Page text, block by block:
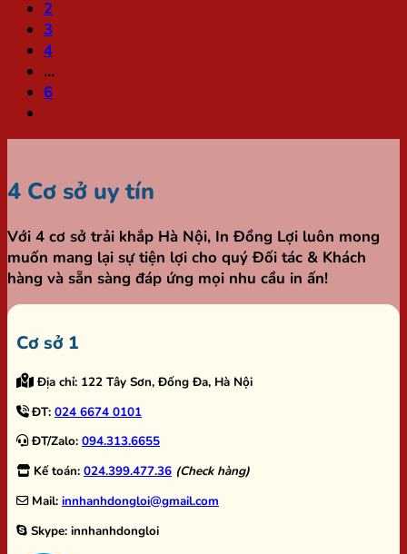
2
3
4
…
6
4 Cơ sở uy tín
Với 4 cơ sở trải khắp Hà Nội, In Đồng Lợi luôn mong
muốn mang lại sự tiện lợi cho quý Đối tác & Khách
hàng và sẵn sàng đáp ứng mọi nhu cầu in ấn!
Cơ sở 1
Địa chỉ: 122 Tây Sơn, Đống Đa, Hà Nội
ĐT: 024 6674 0101
ĐT/Zalo: 094.313.6655
Kế toán: 024.399.477.36 (Check hàng)
Mail: innhanhdongloi@gmail.com
Skype: innhanhdongloi